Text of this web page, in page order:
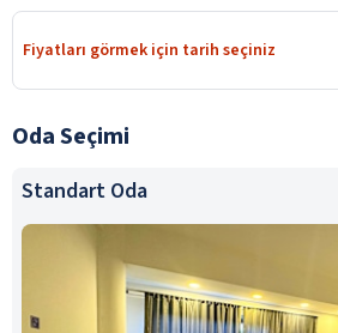
Fiyatları görmek için tarih seçiniz
Oda Seçimi
Standart Oda